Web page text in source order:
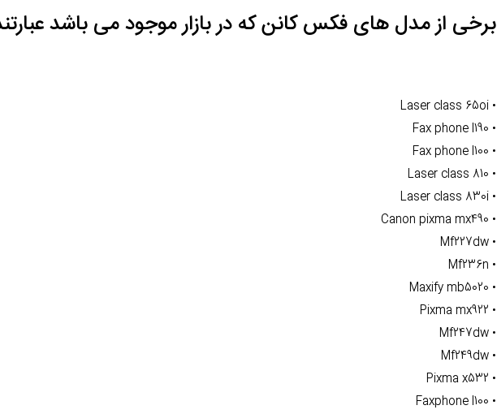
برخی از مدل های فکس کانن که در بازار موجود می باشد
• Laser class 65oi
• Fax phone l190
• Fax phone l100
• Laser class 810
• Laser class 830i
• Canon pixma mx490
• Mf227dw
• Mf236n
• Maxify mb5020
• Pixma mx922
• Mf247dw
• Mf249dw
• Pixma x532
• Faxphone l100